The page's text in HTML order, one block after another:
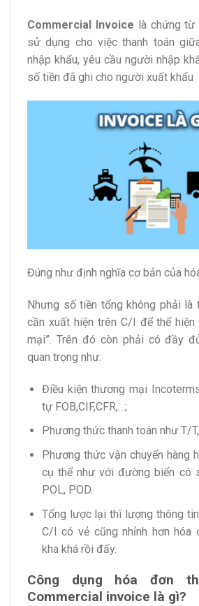
Commercial Invoice là chứng
sử dụng cho việc thanh toán
nhập khẩu, yêu cầu người nhập
số tiền đã ghi cho người xuất khẩu
Đúng như định nghĩa cơ bản của
Nhưng số tiền tổng không phải là
cần xuất hiện trên C/I để thể hiện
mại”. Trên đó còn phải có đầy
quan trọng như:
Điều kiện thương mại
tự FOB,CIF,CFR,…;
Phương thức thanh toán như T/
Phương thức vận chuyển hàng
cụ thể như với đường biển có
POL, POD.
Tổng lược lại thì lượng thông
C/I có vẻ cũng nhỉnh hơn hóa
kha khá rồi đấy.
Công dụng hóa đơn
Commercial invoice là gì?